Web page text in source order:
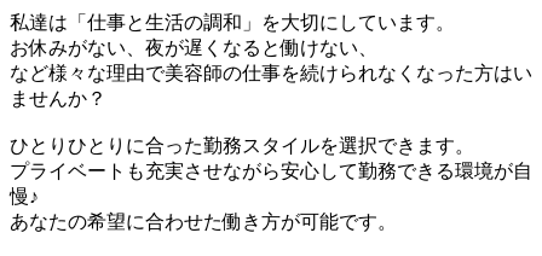
私達は「仕事と生活の調和」を大切にしています。
お休みがない、夜が遅くなると働けない、
など様々な理由で美容師の仕事を続けられなくなった方はい
ませんか？
ひとりひとりに合った勤務スタイルを選択できます。
プライベートも充実させながら安心して勤務できる環境が自
慢♪
あなたの希望に合わせた働き方が可能です。